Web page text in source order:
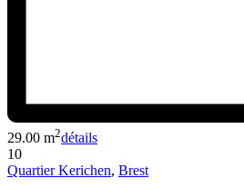
29.00 m2détails
10
Quartier Kerichen, Brest